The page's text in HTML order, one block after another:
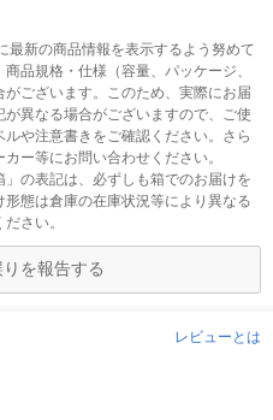
最新の商品情報を表示するよう努めて
品規格・仕様（容量、パッケージ、
ございます。このため、実際にお届
異なる場合がございますので、ご使
や注意書きをご確認ください。さら
ー等にお問い合わせください。
の表記は、必ずしも箱でのお届けを
態は倉庫の在庫状況等により異なる
さい。
を報告する
レビューとは